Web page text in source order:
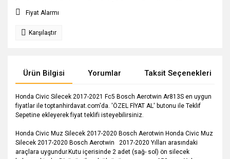
Fiyat Alarmı
Karşılaştır
Ürün Bilgisi Yorumlar Taksit Seçenekleri
Honda Civic Silecek 2017-2021 Fc5 Bosch Aerotwin Ar813S en uygun
fiyatlar ile toptanhirdavat.com'da. 'ÖZEL FİYAT AL' butonu ile Teklif
Sepetine ekleyerek fiyat teklifi isteyebilirsiniz.
Honda Civic Muz Silecek 2017-2020 Bosch Aerotwin Honda Civic Muz
Silecek 2017-2020 Bosch Aerotwin 2017-2020 Yılları arasındaki
araçlara uygundur.Kutu içerisinde 2 adet (sağ- sol) ön silecek